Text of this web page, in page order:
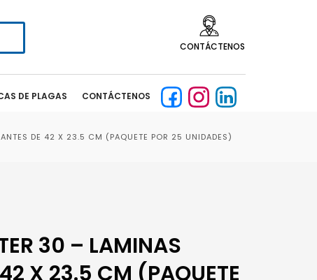
CONTÁCTENOS
DE PLAGAS CONTÁCTENOS
DE 42 X 23.5 CM (PAQUETE POR 25 UNIDADES)
30 – LAMINAS
X 23.5 CM (PAQUETE